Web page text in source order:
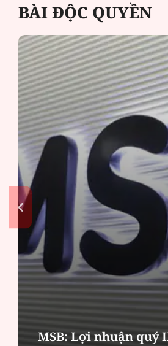
BÀI ĐỘC QUYỀN
Dấu hiệu bất thường